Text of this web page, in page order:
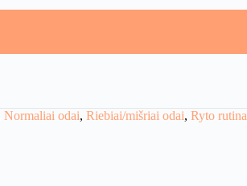
Normaliai odai, Riebiai/mišriai odai, Ryto rutina